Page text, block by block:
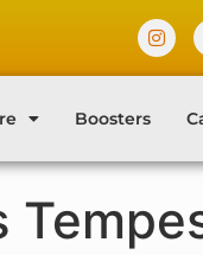
Boosters